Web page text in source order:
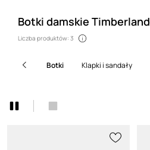
Botki damskie Timberland
Liczba produktów: 3
botki klapki i sandały